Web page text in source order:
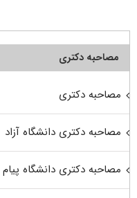
مصاحبه دکتری
مصاحبه دکتری
مصاحبه دکتری دانشگاه آزاد
مصاحبه دکتری دانشگاه پیام